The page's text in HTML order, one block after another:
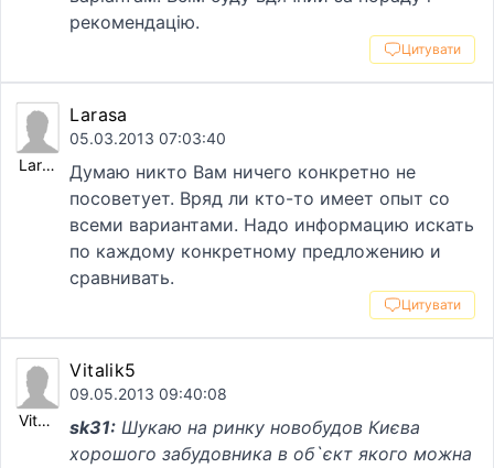
рекомендацiю.
Цитувати
Larasa
Larasa
05.03.2013 07:03:40
Думаю никто Вам ничего конкретно не
посоветует. Вряд ли кто-то имеет опыт со
всеми вариантами. Надо информацию искать
по каждому конкретному предложению и
сравнивать.
Цитувати
Vitalik5
Vitalik5
09.05.2013 09:40:08
sk31: Шукаю на ринку новобудов Києва
хорошого забудовника в об`єкт якого можна